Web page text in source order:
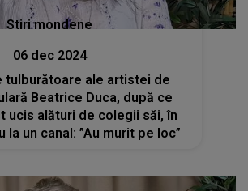
Stiri mondene
06 dec 2024
tulburătoare ale artistei de
Beatrice Duca, după ce
ucis alături de colegii săi, în
la un canal: ”Au murit pe loc”